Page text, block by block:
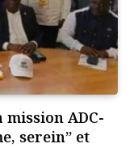
ADC-
serein” et